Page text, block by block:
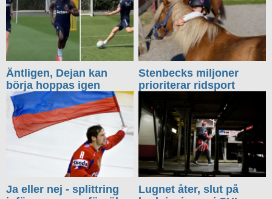
Äntligen, Dejan kan
börja hoppas igen
Stenbecks miljoner
prioriterar ridsport
Ja eller nej - splittring
Lugnet åter, slut på